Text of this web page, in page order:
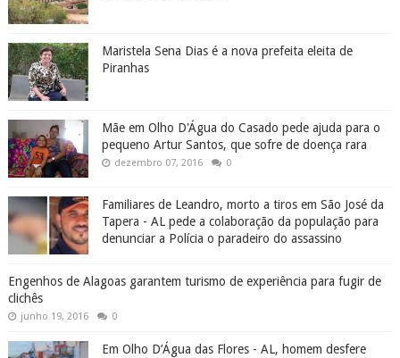
Maristela Sena Dias é a nova prefeita eleita de
Piranhas
Mãe em Olho D'Água do Casado pede ajuda para o
pequeno Artur Santos, que sofre de doença rara
dezembro 07, 2016 0
Familiares de Leandro, morto a tiros em São José da
Tapera - AL pede a colaboração da população para
denunciar a Polícia o paradeiro do assassino
Engenhos de Alagoas garantem turismo de experiência para fugir de
clichês
junho 19, 2016 0
Em Olho D’Água das Flores - AL, homem desfere